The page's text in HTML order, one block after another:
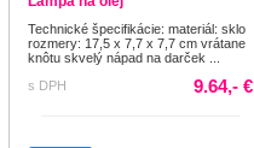
Technické špecifikácie: materiál: sklo
rozmery: 17,5 x 7,7 x 7,7 cm vrátane
knôtu skvelý nápad na darček ...
s DPH
9.64,- €